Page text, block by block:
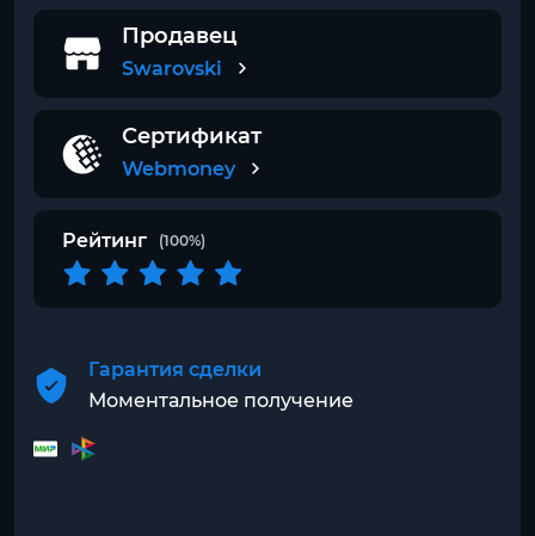
Продавец
Swarovski
Сертификат
Webmoney
Рейтинг (100%)
Гарантия сделки
Моментальное получение